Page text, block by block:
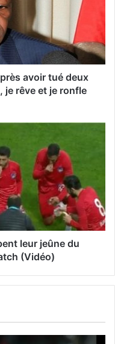
avoir tué deux
je rêve et je ronfle
leur jeûne du
(Vidéo)